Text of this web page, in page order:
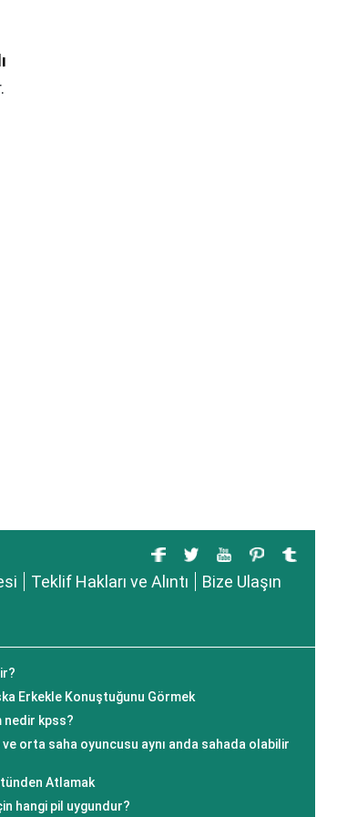
Teklif Hakları ve Alıntı Bize Ulaşın
Erkekle Konuştuğunu Görmek
nedir kpss?
orta saha oyuncusu aynı anda sahada olabilir
Atlamak
hangi pil uygundur?